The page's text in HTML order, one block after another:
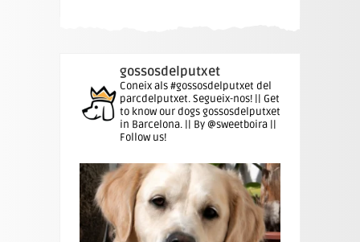
gossosdelputxet
Coneix als #gossosdelputxet del
parcdelputxet. Segueix-nos! || Get
to know our dogs gossosdelputxet
in Barcelona. || By @sweetboira ||
Follow us!